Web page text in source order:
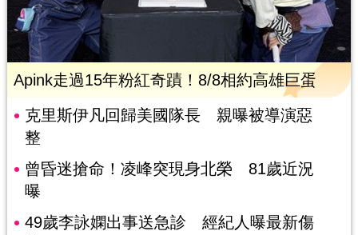
Apink走過15年粉紅奇蹟！8/8相約高雄巨蛋
克里斯伊凡回歸美國隊長 親曝被導演惡
整
曾昏迷搶命！凌峰突現身北榮 81歲近況
曝
49歲李詠嫻出事送急診 經紀人曝最新傷